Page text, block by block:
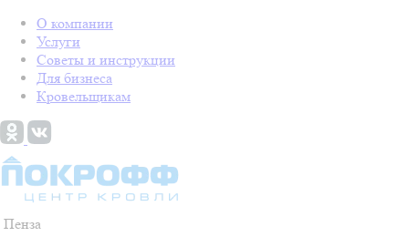
О компании
Услуги
Советы и инструкции
Для бизнеса
Кровельщикам
Пенза